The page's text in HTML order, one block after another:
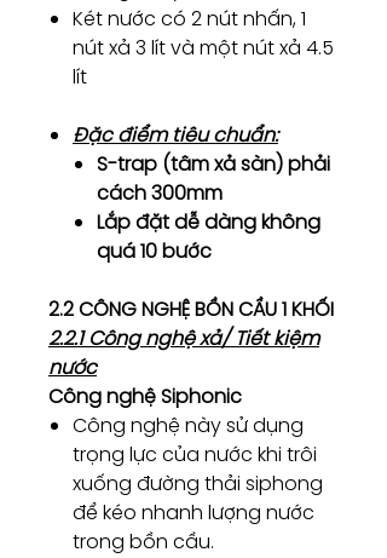
Két nước có 2 nút nhấn, 1
nút xả 3 lít và một nút xả 4.5
lít
Đặc điểm tiêu chuẩn:
S-trap (tâm xả sàn) phải
cách 300mm
Lắp đặt dễ dàng không
quá 10 bước
2.2 CÔNG NGHỆ BỒN CẦU 1 KHỐI
2.2.1 Công nghệ xả/ Tiết kiệm
nước
Công nghệ Siphonic
Công nghệ này sử dụng
trọng lực của nước khi trôi
xuống đường thải siphong
để kéo nhanh lượng nước
trong bồn cầu.